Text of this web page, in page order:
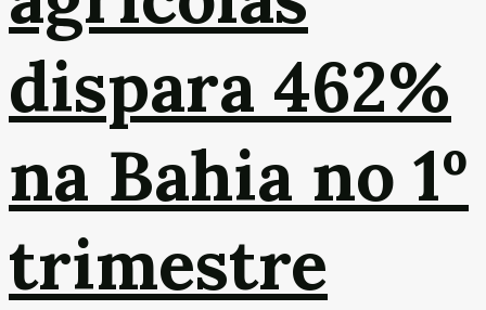
dispara 462%
na Bahia no 1º
trimestre